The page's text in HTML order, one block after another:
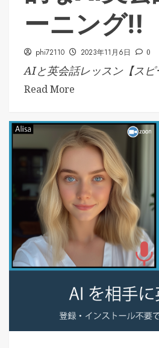
ーニング‼
phi72110 2023年11月6日 0
AIと英会話レッスン【スピ
Read More